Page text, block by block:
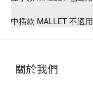
中插款 MALLET 不適用
關於我們